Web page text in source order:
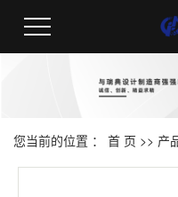
您当前的位置 ： 首 页 >> 产